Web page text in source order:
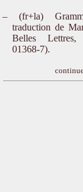
(fr+la)
traduction de
Belles
01368-7).